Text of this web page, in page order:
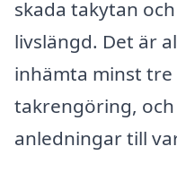
skada takytan
livslängd. Det är
inhämta minst
takrengöring,
anledningar till